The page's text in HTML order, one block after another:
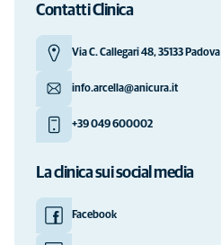
Contatti Clinica
Via C. Callegari 48, 35133 Padova
info.arcella@anicura.it
+39 049 600002
La clinica sui social media
Facebook